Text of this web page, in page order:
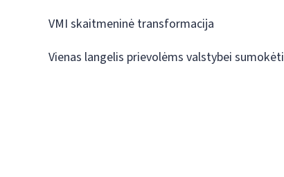
VMI skaitmeninė transformacija
Vienas langelis prievolėms valstybei sumokėti